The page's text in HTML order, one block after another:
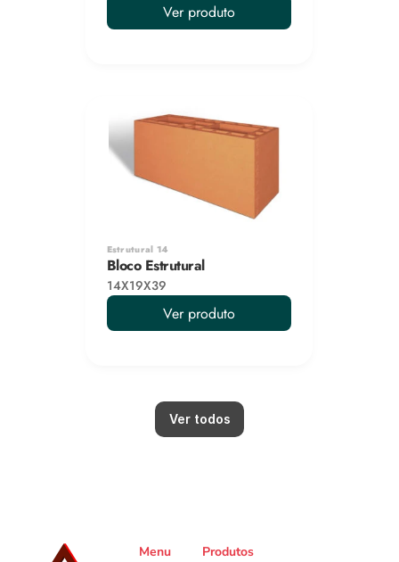
Ver produto
Estrutural 14
Bloco Estrutural
14X19X39
Ver produto
Ver todos
Menu Produtos